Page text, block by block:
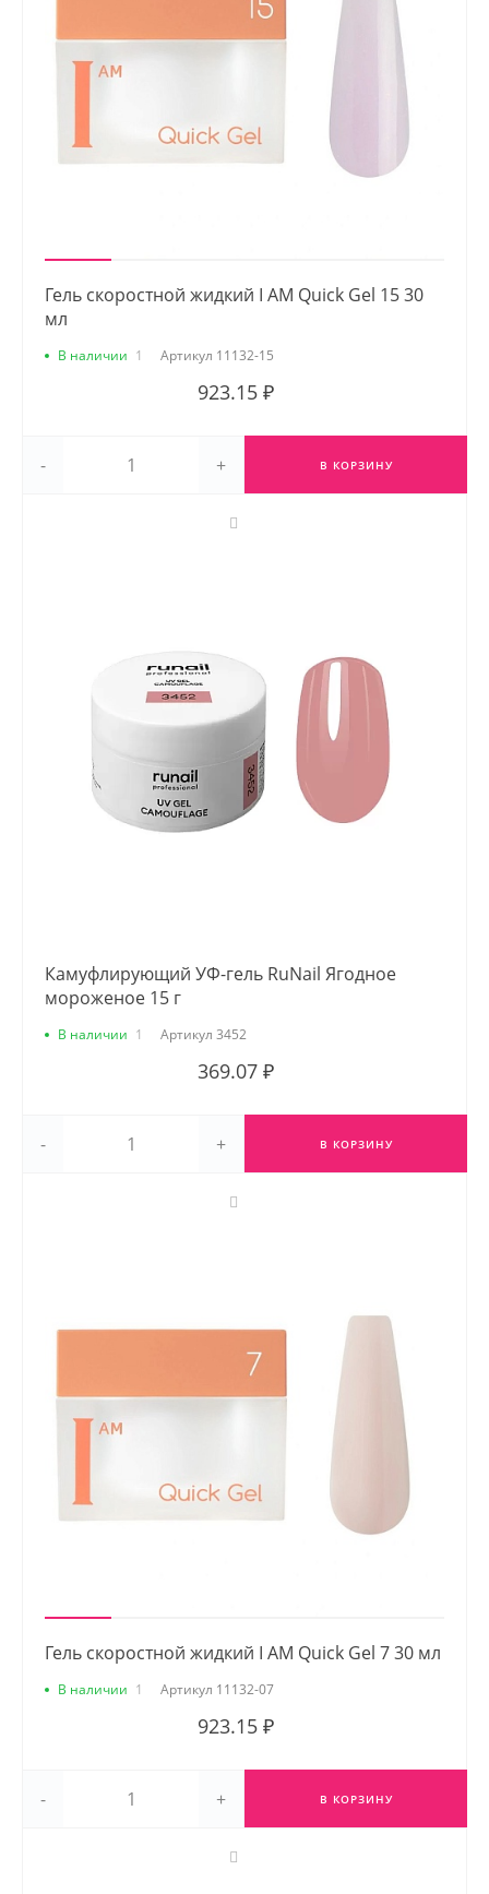
Гель скоростной жидкий I AM Quick Gel 15 30
мл
В наличии 1 Артикул 11132-15
923.15 ₽
- + В КОРЗИНУ
Камуфлирующий УФ-гель RuNail Ягодное
мороженое 15 г
В наличии 1 Артикул 3452
369.07 ₽
- + В КОРЗИНУ
Гель скоростной жидкий I AM Quick Gel 7 30 мл
В наличии 1 Артикул 11132-07
923.15 ₽
- + В КОРЗИНУ